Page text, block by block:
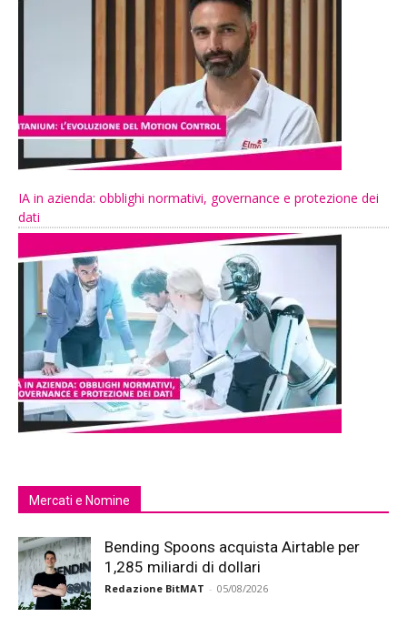
IA in azienda: obblighi normativi, governance e protezione dei
dati
Mercati e Nomine
Bending Spoons acquista Airtable per
1,285 miliardi di dollari
Redazione BitMAT - 05/08/2026